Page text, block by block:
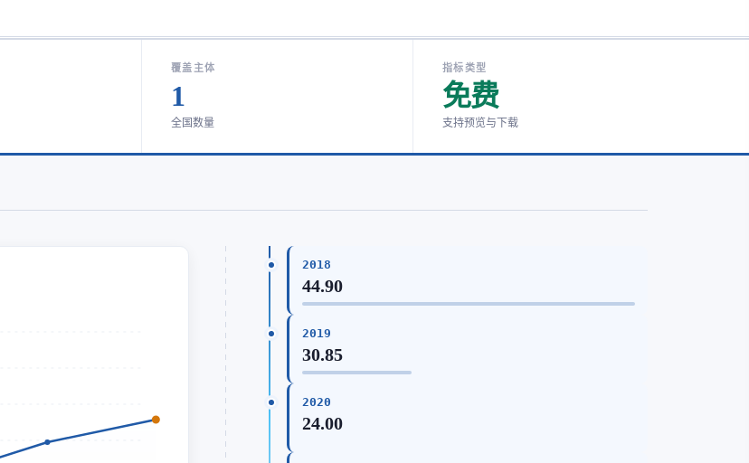
覆盖主体
1
全国数量
指标类型
免费
支持预览与下载
2018
44.90
2019
30.85
2020
24.00